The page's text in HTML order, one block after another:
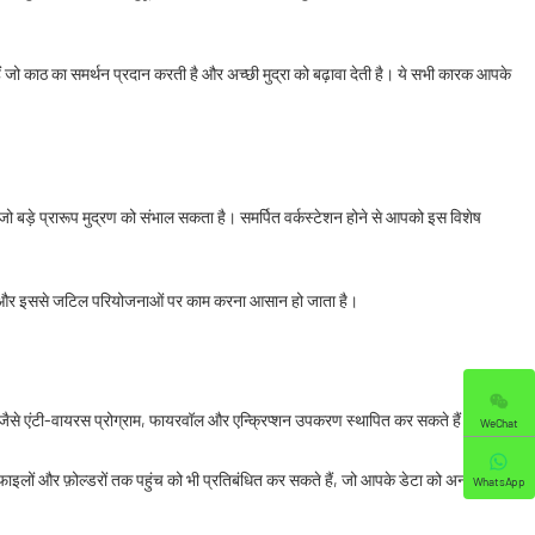
काठ का समर्थन प्रदान करती है और अच्छी मुद्रा को बढ़ावा देती है। ये सभी कारक आपके
बड़े प्रारूप मुद्रण को संभाल सकता है। समर्पित वर्कस्टेशन होने से आपको इस विशेष
इससे जटिल परियोजनाओं पर काम करना आसान हो जाता है।
एंटी-वायरस प्रोग्राम, फायरवॉल और एन्क्रिप्शन उपकरण स्थापित कर सकते हैं।
और फ़ोल्डरों तक पहुंच को भी प्रतिबंधित कर सकते हैं, जो आपके डेटा को अनधिकृत
WeChat
WhatsApp